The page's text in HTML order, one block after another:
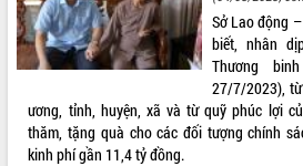
THỐNG KÊ TRUY CẬP
Tất cả:
65990990
Sở Lao động
biết, nhân
Thương
27/7/2023),
ương, tỉnh, huyện, xã và từ quỹ phúc lợi
thăm, tặng quà cho các đối tượng chính
kinh phí gần 11,4 tỷ đồng.